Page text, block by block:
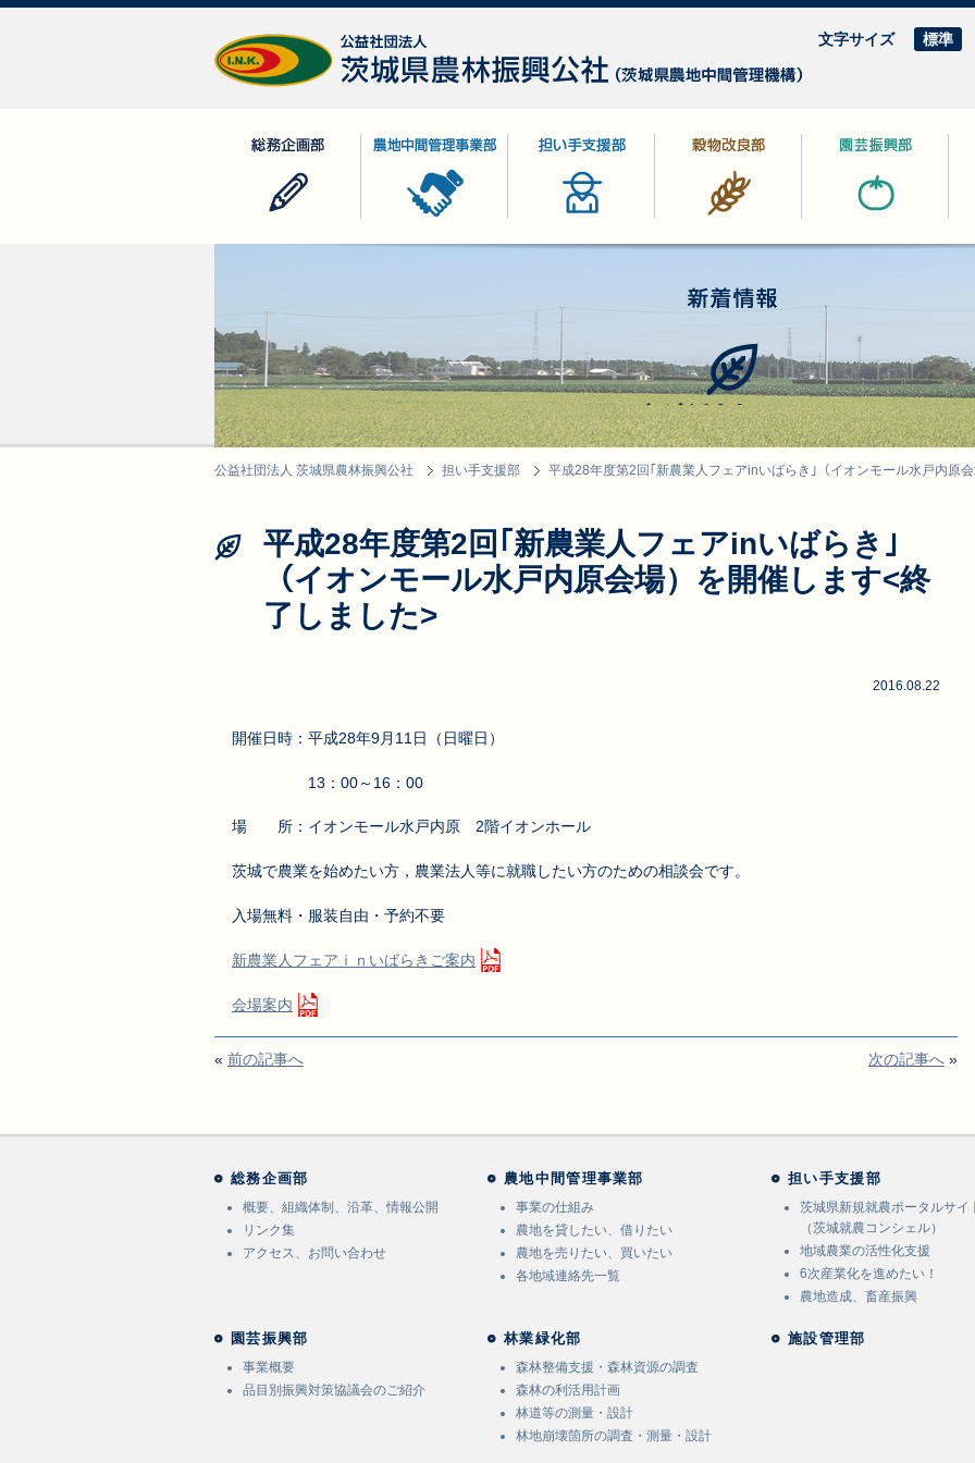
文字サイズ 標準
新着情報
公益社団法人 茨城県農林振興公社 担い手支援部 平成28年度第2回｢新農業人フェアinいばらき｣（イオンモール水戸内原
平成28年度第2回｢新農業人フェアinいばらき｣
（イオンモール水戸内原会場）を開催します<終
了しました>
2016.08.22
開催日時：平成28年9月11日（日曜日）
13：00～16：00
場 所：イオンモール水戸内原 2階イオンホール
茨城で農業を始めたい方，農業法人等に就職したい方のための相談会です。
入場無料・服装自由・予約不要
新農業人フェアｉｎいばらきご案内
会場案内
« 前の記事へ 次の記事へ »
総務企画部
概要、組織体制、沿革、情報公開
リンク集
アクセス、お問い合わせ
園芸振興部
事業概要
品目別振興対策協議会のご紹介
農地中間管理事業部
事業の仕組み
農地を貸したい、借りたい
農地を売りたい、買いたい
各地域連絡先一覧
林業緑化部
森林整備支援・森林資源の調査
森林の利活用計画
林道等の測量・設計
林地崩壊箇所の調査・測量・設計
担い手支援部
茨城県新規就農ポータルサイ
（茨城就農コンシェル）
地域農業の活性化支援
6次産業化を進めたい！
農地造成、畜産振興
施設管理部